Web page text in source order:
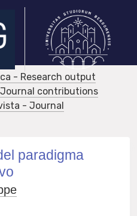
- Research output
contributions
- Journal
paradigma